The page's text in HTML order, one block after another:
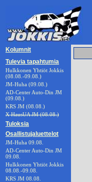
Kolumnit
Tulevia tapahtumia
Hulkkonen Yhtiöt Jokkis
(08.08.-09.08.)
JM-Huha (09.08.)
AD-Center Auto-Din JM
(09.08.)
KRS JM (08.08.)
X HausUA JM (08.08.)
Tuloksia
Osallistujaluettelot
JM-Huha 09.08.
AD-Center Auto-Din JM
09.08.
Hulkkonen Yhtiöt Jokkis
08.08.-09.08.
KRS JM 08.08.